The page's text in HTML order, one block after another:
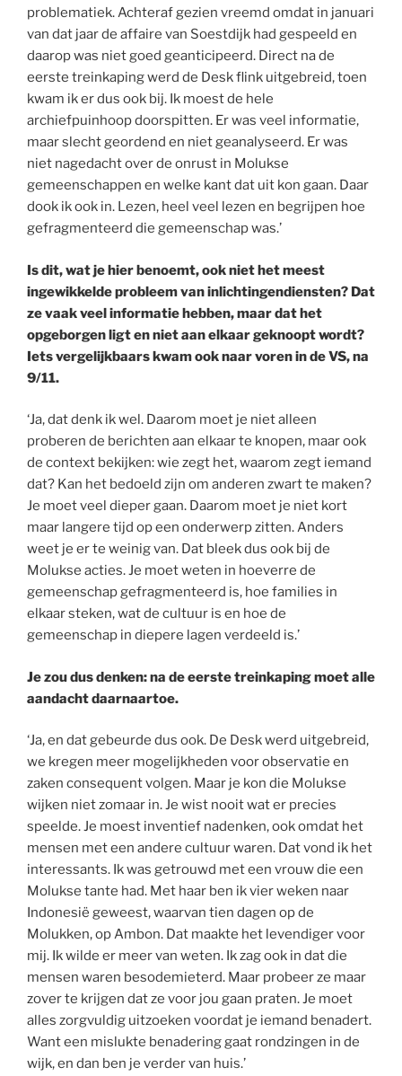
problematiek. Achteraf gezien vreemd omdat in januari
van dat jaar de affaire van Soestdijk had gespeeld en
daarop was niet goed geanticipeerd. Direct na de
eerste treinkaping werd de Desk flink uitgebreid, toen
kwam ik er dus ook bij. Ik moest de hele
archiefpuinhoop doorspitten. Er was veel informatie,
maar slecht geordend en niet geanalyseerd. Er was
niet nagedacht over de onrust in Molukse
gemeenschappen en welke kant dat uit kon gaan. Daar
dook ik ook in. Lezen, heel veel lezen en begrijpen hoe
gefragmenteerd die gemeenschap was.’
Is dit, wat je hier benoemt, ook niet het meest
ingewikkelde probleem van inlichtingendiensten? Dat
ze vaak veel informatie hebben, maar dat het
opgeborgen ligt en niet aan elkaar geknoopt wordt?
Iets vergelijkbaars kwam ook naar voren in de VS, na
9/11.
‘Ja, dat denk ik wel. Daarom moet je niet alleen
proberen de berichten aan elkaar te knopen, maar ook
de context bekijken: wie zegt het, waarom zegt iemand
dat? Kan het bedoeld zijn om anderen zwart te maken?
Je moet veel dieper gaan. Daarom moet je niet kort
maar langere tijd op een onderwerp zitten. Anders
weet je er te weinig van. Dat bleek dus ook bij de
Molukse acties. Je moet weten in hoeverre de
gemeenschap gefragmenteerd is, hoe families in
elkaar steken, wat de cultuur is en hoe de
gemeenschap in diepere lagen verdeeld is.’
Je zou dus denken: na de eerste treinkaping moet alle
aandacht daarnaartoe.
‘Ja, en dat gebeurde dus ook. De Desk werd uitgebreid,
we kregen meer mogelijkheden voor observatie en
zaken consequent volgen. Maar je kon die Molukse
wijken niet zomaar in. Je wist nooit wat er precies
speelde. Je moest inventief nadenken, ook omdat het
mensen met een andere cultuur waren. Dat vond ik het
interessants. Ik was getrouwd met een vrouw die een
Molukse tante had. Met haar ben ik vier weken naar
Indonesië geweest, waarvan tien dagen op de
Molukken, op Ambon. Dat maakte het levendiger voor
mij. Ik wilde er meer van weten. Ik zag ook in dat die
mensen waren besodemieterd. Maar probeer ze maar
zover te krijgen dat ze voor jou gaan praten. Je moet
alles zorgvuldig uitzoeken voordat je iemand benadert.
Want een mislukte benadering gaat rondzingen in de
wijk, en dan ben je verder van huis.’